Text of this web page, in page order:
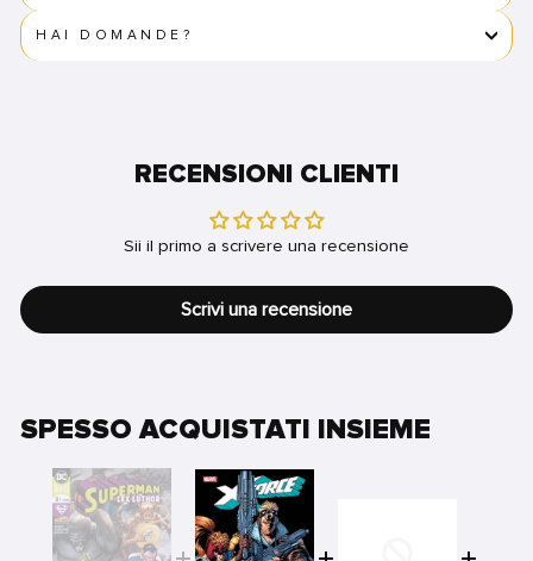
HAI DOMANDE?
RECENSIONI CLIENTI
Sii il primo a scrivere una recensione
Scrivi una recensione
SPESSO ACQUISTATI INSIEME